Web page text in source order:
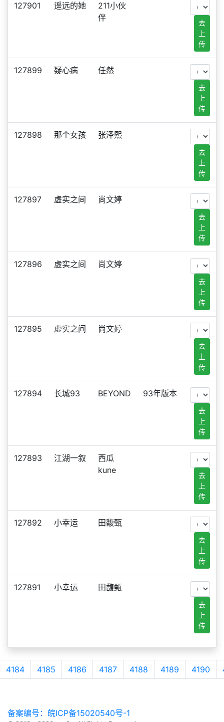
127901 遥远的她
211小伙
伴
去
上
传
127899 疑心病 任然
去
上
传
127898 那个女孩 张泽熙
去
上
传
127897 虚实之间 尚文婷
去
上
传
127896 虚实之间 尚文婷
去
上
传
127895 虚实之间 尚文婷
去
上
传
127894 长城93 BEYOND 93年版本
去
上
传
127893 江湖一叙
西瓜
kune
去
上
传
127892 小幸运 田馥甄
去
上
传
127891 小幸运 田馥甄
去
上
传
4184 4185 4186 4187 4188 4189 4190
备案编号：皖ICP备15020540号-1